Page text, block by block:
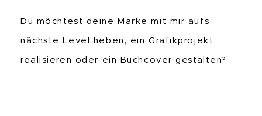
Du möchtest deine Marke mit mir aufs
nächste Level heben, ein Grafikprojekt
realisieren oder ein Buchcover gestalten?